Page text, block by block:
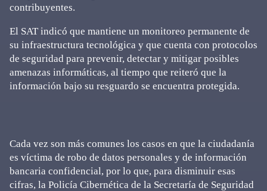
contribuyentes.
El SAT indicó que mantiene un monitoreo permanente de
su infraestructura tecnológica y que cuenta con protocolos
de seguridad para prevenir, detectar y mitigar posibles
amenazas informáticas, al tiempo que reiteró que la
información bajo su resguardo se encuentra protegida.
Cada vez son más comunes los casos en que la ciudadanía
es víctima de robo de datos personales y de información
bancaria confidencial, por lo que, para disminuir esas
cifras, la Policía Cibernética de la Secretaría de Seguridad